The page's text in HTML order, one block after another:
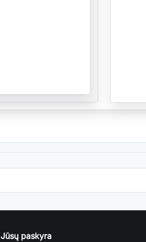
Jūsų paskyra